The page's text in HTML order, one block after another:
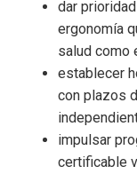
dar
ergonomía
salud como
establecer
con plazos
impulsar
certificable